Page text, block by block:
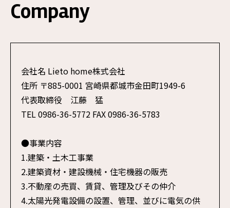
Company
会社名 Lieto home株式会社
住所 〒885-0001 宮崎県都城市金田町1949-6
代表取締役 江藤 猛
TEL 0986-36-5772 FAX 0986-36-5783
●事業内容
1.建築・土木工事業
2.建築資材・建設機械・住宅機器の販売
3.不動産の売買、賃貸、管理及びその仲介
4.太陽光発電設備の設置、管理、並びに電気の供